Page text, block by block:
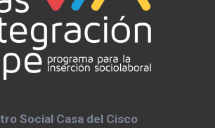
Social Casa del Cisco